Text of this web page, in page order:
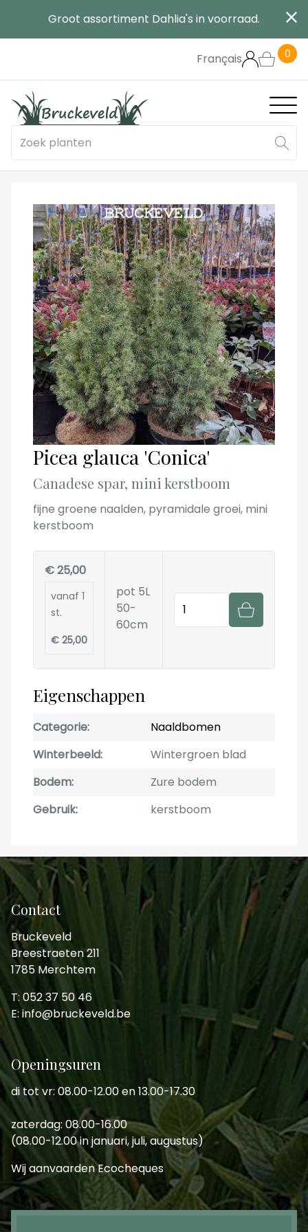
naar
gaan
Groot assortiment Dahlia's in voorraad.
Français 0
Main
Picea glauca 'Conica'
Canadese spar, mini kerstboom
fijne groene naalden, pyramidale groei, mini
kerstboom
€ 25,00
vanaf 1
st.
€ 25,00
pot 5L
50-
60cm
Hoeveelheid
Eigenschappen
Categorie
Naaldbomen
Winterbeeld
Wintergroen blad
Bodem
Zure bodem
Gebruik
kerstboom
Contact
Bruckeveld
Breestraeten 211
1785 Merchtem
T: 052 37 50 46
E: info@bruckeveld.be
Openingsuren
di tot vr: 08.00-12.00 en 13.00-17.30
zaterdag: 08.00-16.00
(08.00-12.00 in januari, juli, augustus)
Wij aanvaarden Ecocheques